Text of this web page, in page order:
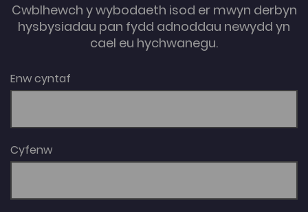
Cwblhewch y wybodaeth isod er mwyn derbyn
hysbysiadau pan fydd adnoddau newydd yn
cael eu hychwanegu.
Enw cyntaf
Cyfenw